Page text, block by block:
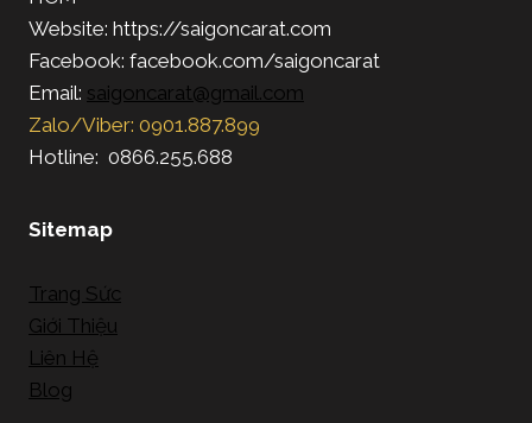
Website: https://saigoncarat.com
Facebook: facebook.com/saigoncarat
Email: saigoncarat@gmail.com
Zalo/Viber: 0901.887.899
Hotline: 0866.255.688
Sitemap
Trang Sức
Giới Thiệu
Liên Hệ
Blog